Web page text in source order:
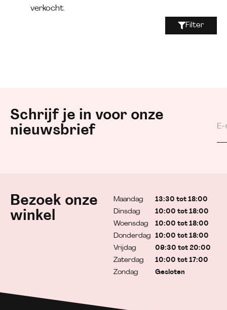
verkocht.
Filter
Schrijf je in voor onze
nieuwsbrief
Bezoek onze
winkel
Maandag
Dinsdag
Woensdag
Donderdag
Vrijdag
Zaterdag
Zondag
13:30 tot 18:00
10:00 tot 18:00
10:00 tot 18:00
10:00 tot 18:00
09:30 tot 20:00
10:00 tot 17:00
Gesloten